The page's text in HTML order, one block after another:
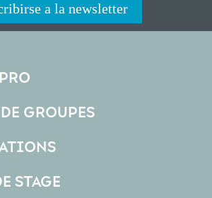
a la newsletter
GROUPES
STAGE